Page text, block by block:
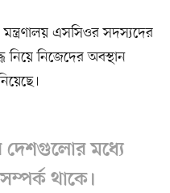
মন্ত্রণালয় এসসিওর সদস্যদের
নিয়ে নিজেদের অবস্থান
দেশগুলোর মধ্যে
থাকে।